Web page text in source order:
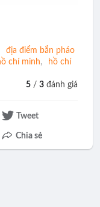
địa điểm bắn pháo
chí minh
hồ chí
5 /3 đánh giá
Tweet
Chia sẻ